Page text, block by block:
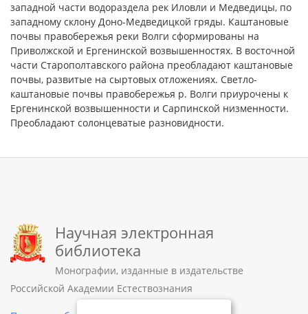
западной части водораздела рек Иловли и Медведицы, по
западному склону Доно-Медведицкой гряды. Каштановые
почвы правобережья реки Волги сформированы на
Приволжской и Ергенинской возвышенностях. В восточной
части Старополтавского района преобладают каштановые
почвы, развитые на сыртовых отложениях. Светло-
каштановые почвы правобережья р. Волги приурочены к
Ергенинской возвышенности и Сарпинской низменности.
Преобладают солонцеватые разновидности.
Научная электронная
библиотека
Монографии, изданные в издательстве
Российской Академии Естествознания